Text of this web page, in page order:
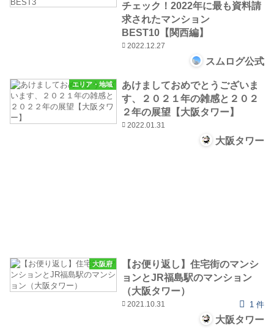
チェック！2022年に最も資料請
求されたマンション
BEST10【関西編】
2022.12.27
スムログ公式
エリア・地域
あけましておめでとうございま
す、２０２１年の雑感と２０２
２年の展望【大阪タワー】
2022.01.31
大阪タワー
大阪府
【お便り返し】住宅街のマンシ
ョンとJR福島駅のマンション
（大阪タワー）
2021.10.31 1 件
大阪タワー